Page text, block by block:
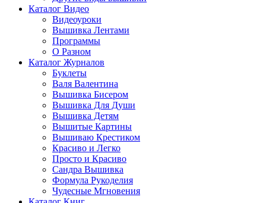
Каталог Видео
Видеоуроки
Вышивка Лентами
Программы
О Разном
Каталог Журналов
Буклеты
Валя Валентина
Вышивка Бисером
Вышивка Для Души
Вышивка Детям
Вышитые Картины
Вышиваю Крестиком
Красиво и Легко
Просто и Красиво
Сандра Вышивка
Формула Рукоделия
Чудесные Мгновения